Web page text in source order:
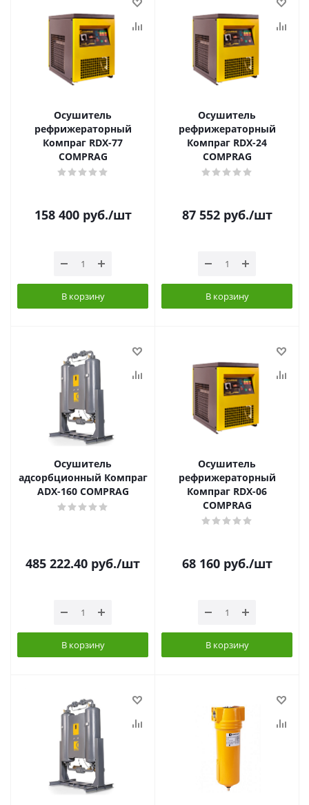
Осушитель
рефрижераторный
Компраг RDX-77
COMPRAG
158 400руб./шт
В корзину
Осушитель
рефрижераторный
Компраг RDX-24
COMPRAG
87 552руб./шт
В корзину
Осушитель
адсорбционный Компраг
ADX-160 COMPRAG
485 222.40 руб./шт
В корзину
Осушитель
рефрижераторный
Компраг RDX-06
COMPRAG
68 160руб./шт
В корзину